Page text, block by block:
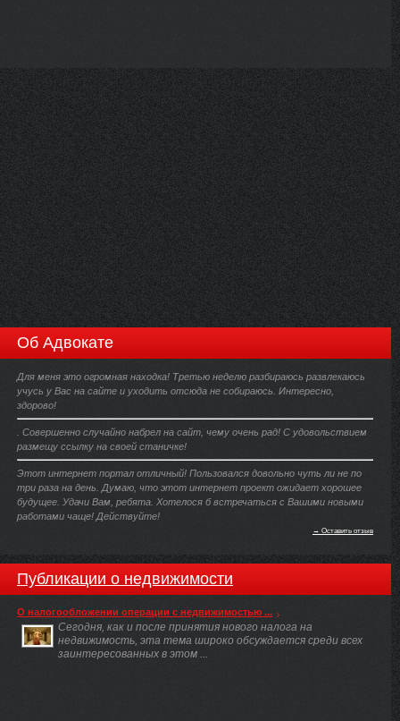
Об Адвокате
Для меня это огромная находка! Третью неделю разбираюсь развлекаюсь
учусь у Вас на сайте и уходить отсюда не собираюсь. Интересно,
здорово!
. Совершенно случайно набрел на сайт, чему очень рад! С удовольствием
размещу ссылку на своей станичке!
Этот интернет портал отличный! Пользовался довольно чуть ли не по
три раза на день. Думаю, что этот интернет проект ожидает хорошее
будущее. Удачи Вам, ребята. Хотелося б встречаться с Вашими новыми
работами чаще! Действуйте!
→ Оставить отзыв
Публикации о недвижимости
О налогообложении операции с недвижимостью ...
Сегодня, как и после принятия нового налога на
недвижимость, эта тема широко обсуждается среди всех
заинтересованных в этом ...